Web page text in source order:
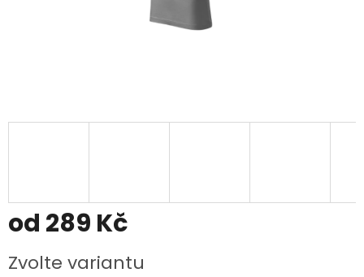
od 289 Kč
cena:
Zvolte variantu